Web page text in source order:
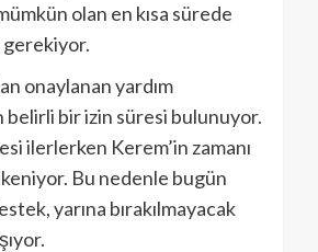
olan en kısa sürede
gerekiyor.
onaylanan yardım
belirli bir izin süresi bulunuyor.
ilerlerken Kerem’in zamanı
Bu nedenle bugün
yarına bırakılmayacak